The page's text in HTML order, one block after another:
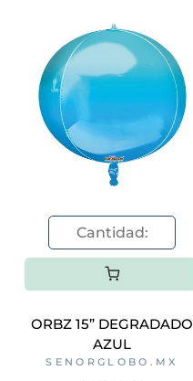
ORBZ 15” DEGRADADO
AZUL
SENORGLOBO.MX